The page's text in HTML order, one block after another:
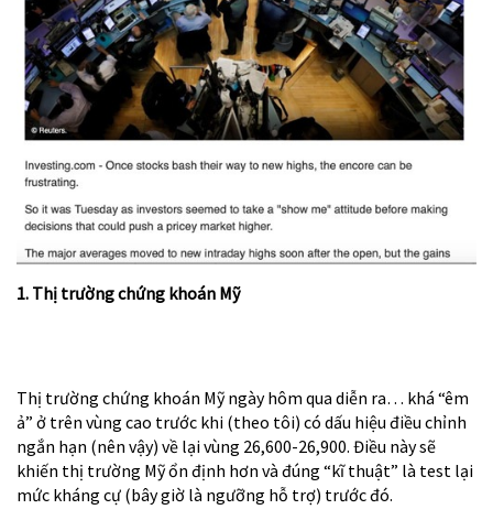
1. Thị trường chứng khoán Mỹ
Thị trường chứng khoán Mỹ ngày hôm qua diễn ra… khá “êm
ả” ở trên vùng cao trước khi (theo tôi) có dấu hiệu điều chỉnh
ngắn hạn (nên vậy) về lại vùng 26,600-26,900. Điều này sẽ
khiến thị trường Mỹ ổn định hơn và đúng “kĩ thuật” là test lại
mức kháng cự (bây giờ là ngưỡng hỗ trợ) trước đó.